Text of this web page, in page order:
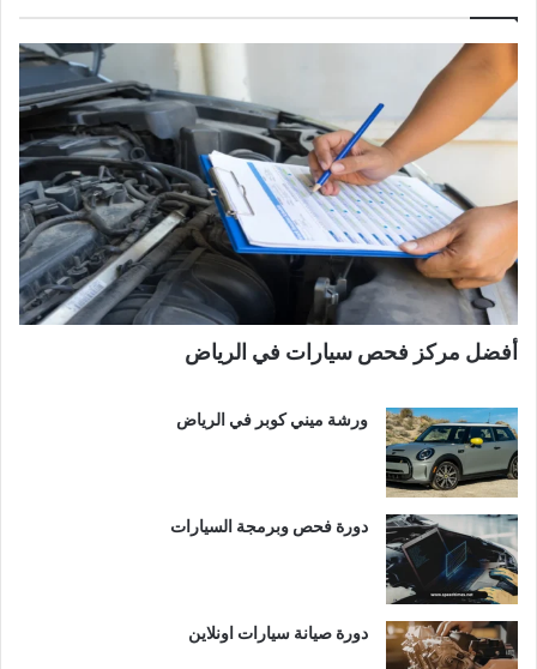
أفضل مركز فحص سيارات في الرياض
ورشة ميني كوبر في الرياض
دورة فحص وبرمجة السيارات
دورة صيانة سيارات اونلاين